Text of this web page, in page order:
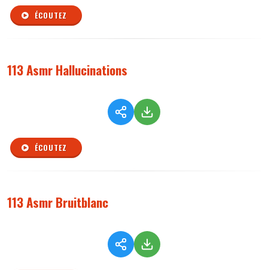
ÉCOUTEZ
113 Asmr Hallucinations
ÉCOUTEZ
113 Asmr Bruitblanc